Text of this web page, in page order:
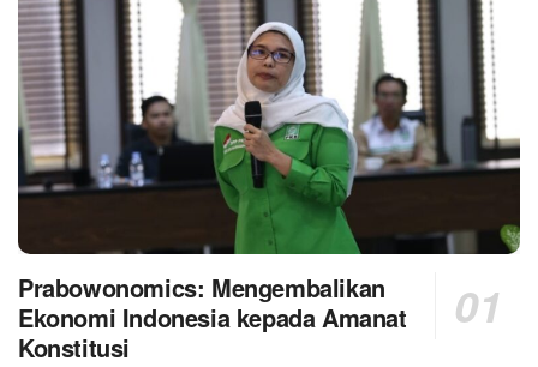
Prabowonomics: Mengembalikan
Ekonomi Indonesia kepada Amanat
Konstitusi